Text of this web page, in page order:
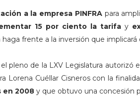
a la empresa PINFRApara
15 por ciento la tarifay
frente a la inversión que implicará
pleno de la LXV Legislatura autorizó
Lorena Cuéllar Cisneros con la
en 2008 y que obtuvo una concesión